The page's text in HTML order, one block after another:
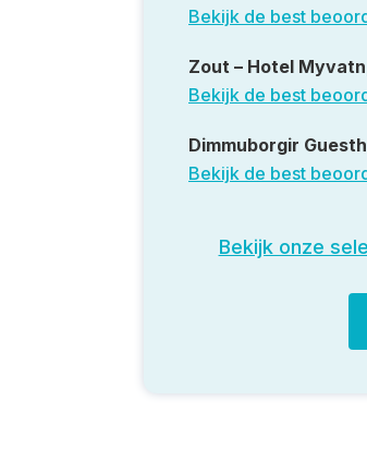
Bekijk de best
Zout – Hotel Myvatn
Bekijk de best
Dimmuborgir
Bekijk de best
Bekijk onze